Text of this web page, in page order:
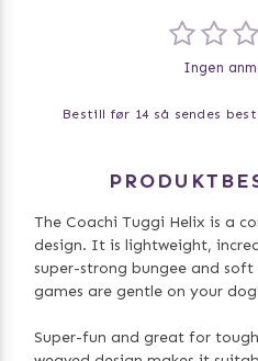
Ingen
Bestill før 14 så sendes
The Coachi Tuggi Helix is a
design. It is lightweight,
super-strong bungee and
games are gentle on your
Super-fun and great for